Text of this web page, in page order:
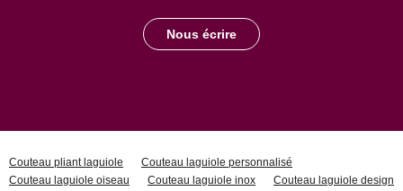
Nous écrire
Couteau pliant laguiole
Couteau laguiole personnalisé
Couteau laguiole oiseau
Couteau laguiole inox
Couteau laguiole design